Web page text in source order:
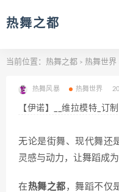
热舞之都
当前位置： 热舞之都 > 热舞世界
热舞风暴 热舞世界
【伊诺】__维拉模特_订
无论是街舞、现代舞还
灵感与动力，让舞蹈成
在热舞之都 ，舞蹈不仅